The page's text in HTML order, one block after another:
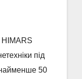
HIMARS
під
50